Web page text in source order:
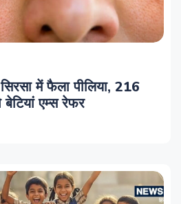
में फैला पीलिया, 216
बेटियां एम्स रेफर